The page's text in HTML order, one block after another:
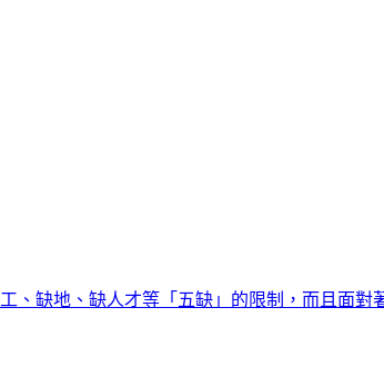
、缺地、缺人才等「五缺」的限制，而且面對